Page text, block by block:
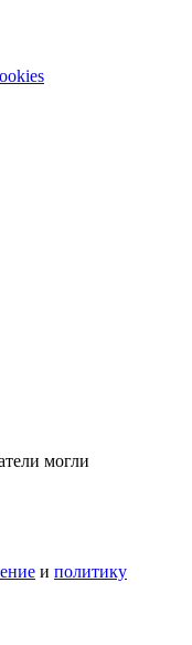
могли
и политику